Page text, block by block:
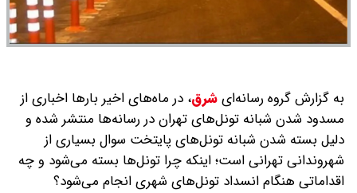
به گزارش گروه رسانه‌ایشرق، در ماه‌های اخیر بارها اخباری از
مسدود شدن شبانه تونل‌های تهران در رسانه‌ها منتشر شده و
دلیل بسته شدن شبانه تونل‌های پایتخت سوال بسیاری از
شهروندانی تهرانی است؛ اینکه چرا تونل‌ها بسته می‌شود و چه
اقداماتی هنگام انسداد تونل‌های شهری انجام می‌شود؟